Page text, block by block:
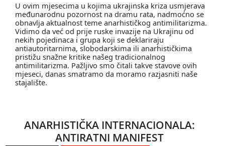
U ovim mjesecima u kojima ukrajinska kriza usmjerava
međunarodnu pozornost na dramu rata, nadmoćno se
obnavlja aktualnost teme anarhističkog antimilitarizma.
Vidimo da već od prije ruske invazije na Ukrajinu od
nekih pojedinaca i grupa koji se deklariraju
antiautoritarnima, slobodarskima ili anarhističkima
pristižu snažne kritike našeg tradicionalnog
antimilitarizma. Pažljivo smo čitali takve stavove ovih
mjeseci, danas smatramo da moramo razjasniti naše
stajalište.
ANARHISTIČKA INTERNACIONALA:
ANTIRATNI MANIFEST